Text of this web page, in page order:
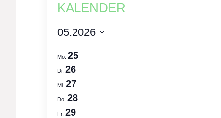
KALENDER
05.2026
date.
Mo. 25
Di. 26
Mi. 27
Do. 28
Fr. 29